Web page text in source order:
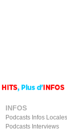
INFOS
Podcasts Infos Locales
Podcasts Interviews